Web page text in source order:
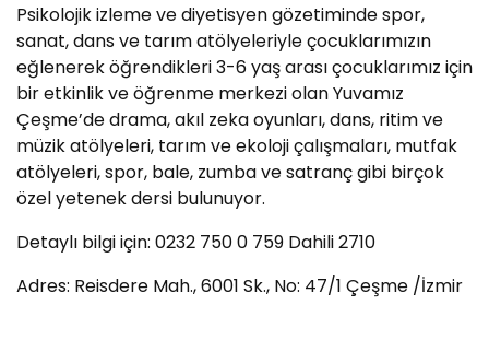
TIME TO DISCOVER
THE UNIQUE STREETS OF ÇEŞME
Psikolojik izleme ve diyetisyen gözetiminde spor,
sanat, dans ve tarım atölyeleriyle çocuklarımızın
eğlenerek öğrendikleri 3-6 yaş arası çocuklarımız için
bir etkinlik ve öğrenme merkezi olan Yuvamız
Çeşme’de drama, akıl zeka oyunları, dans, ritim ve
müzik atölyeleri, tarım ve ekoloji çalışmaları, mutfak
atölyeleri, spor, bale, zumba ve satranç gibi birçok
özel yetenek dersi bulunuyor.
Detaylı bilgi için: 0232 750 0 759 Dahili 2710
Adres: Reisdere Mah., 6001 Sk., No: 47/1 Çeşme /İzmir